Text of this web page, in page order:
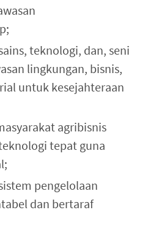
teknologi, dan, seni
lingkungan, bisnis,
untuk kesejahteraan
agribisnis
tepat guna
pengelolaan
dan bertaraf